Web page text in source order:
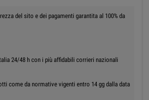
del sito e dei pagamenti garantita al 100% da
24/48 h con i più affidabili corrieri nazionali
come da normative vigenti entro 14 gg dalla data